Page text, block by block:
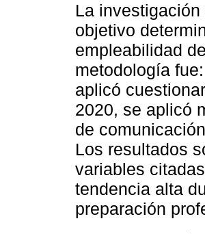
La
objetivo
empleabilidad
metodología
aplicó
2020, se aplicó
de
Los resultados
variables
tendencia alta
preparación